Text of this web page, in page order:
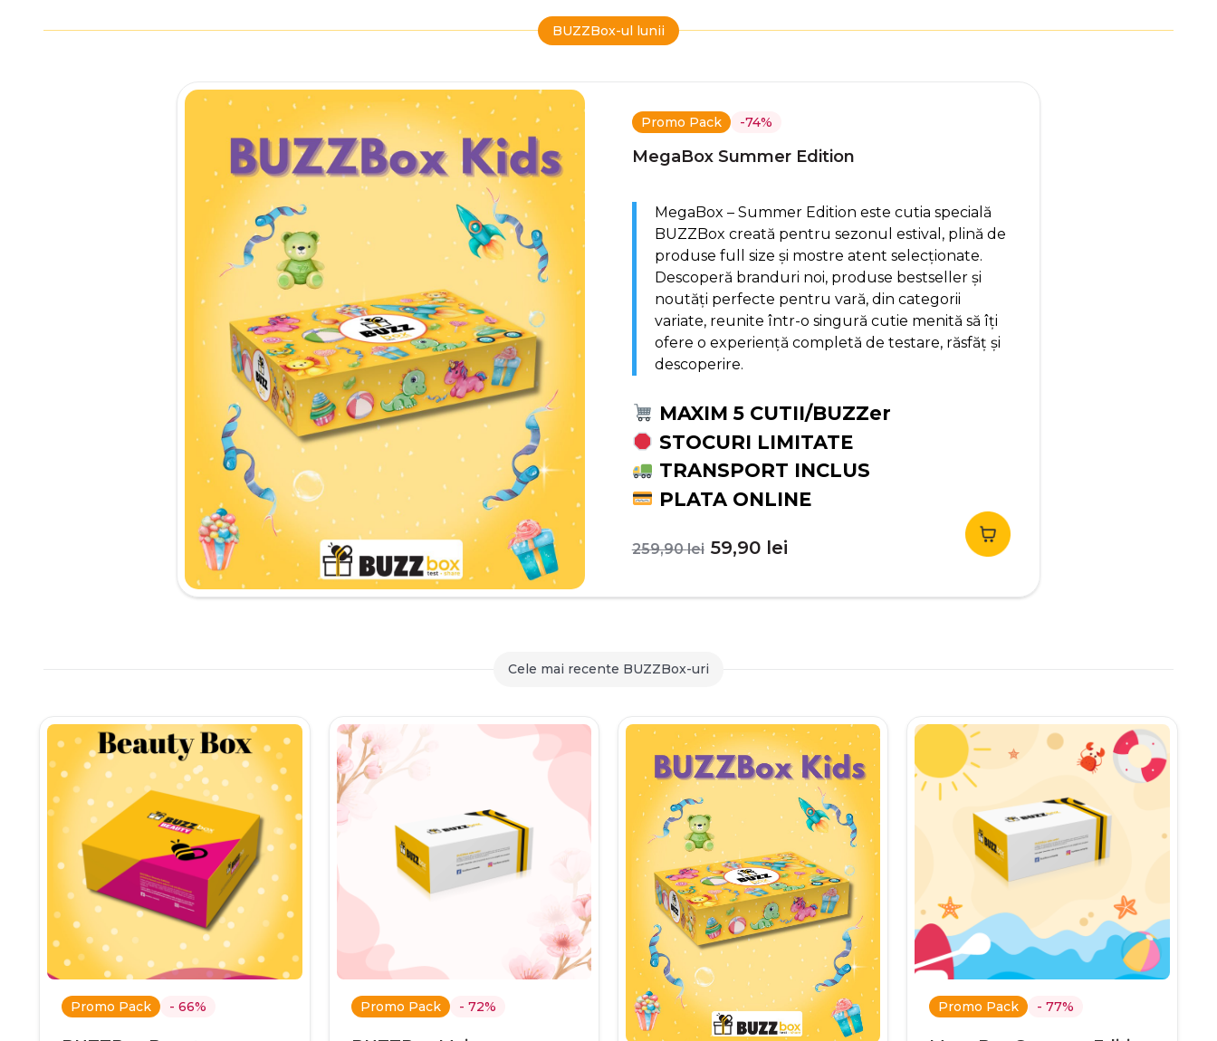
BUZZBox-ul lunii
Promo Pack -74%
MegaBox Summer Edition
MegaBox – Summer Edition este cutia specială
BUZZBox creată pentru sezonul estival, plină de
produse full size și mostre atent selecționate.
Descoperă branduri noi, produse bestseller și
noutăți perfecte pentru vară, din categorii
variate, reunite într-o singură cutie menită să îți
ofere o experiență completă de testare, răsfăț și
descoperire.
MAXIM 5 CUTII/BUZZer
STOCURI LIMITATE
TRANSPORT INCLUS
PLATA ONLINE
259,90lei Prețul
a
59,90 leiPrețul
este:
Cele mai recente BUZZBox-uri
Promo Pack - 66% Promo Pack - 72% Promo Pack - 77%